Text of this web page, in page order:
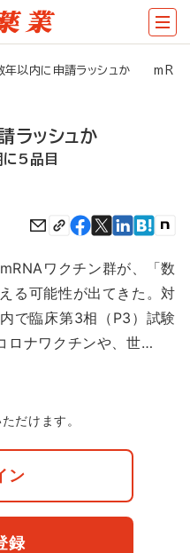
年以内に申請ラッシュか mR
ラッシュか
に5品目
ワクチン群が、「数
る可能性が出てきた。対
で臨床第3相（P3）試験
ロナワクチンや、世…
だけます。
ン
録